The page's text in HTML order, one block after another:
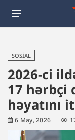
SOSIAL
2026-ci
17 hərbçi
həyatını
6 May, 2026